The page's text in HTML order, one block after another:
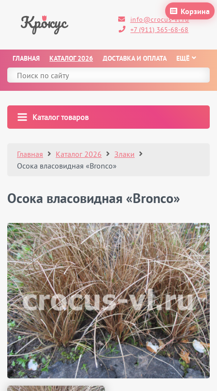
Корзина
info@crocus-vl.ru
+7 (911) 365-68-68
ГЛАВНАЯ КАТАЛОГ 2026 ДОСТАВКА И ОПЛАТА ЕЩЁ
Каталог товаров
Главная Каталог 2026
Злаки
Осока власовидная «Bronco»
Осока власовидная «Bronco»